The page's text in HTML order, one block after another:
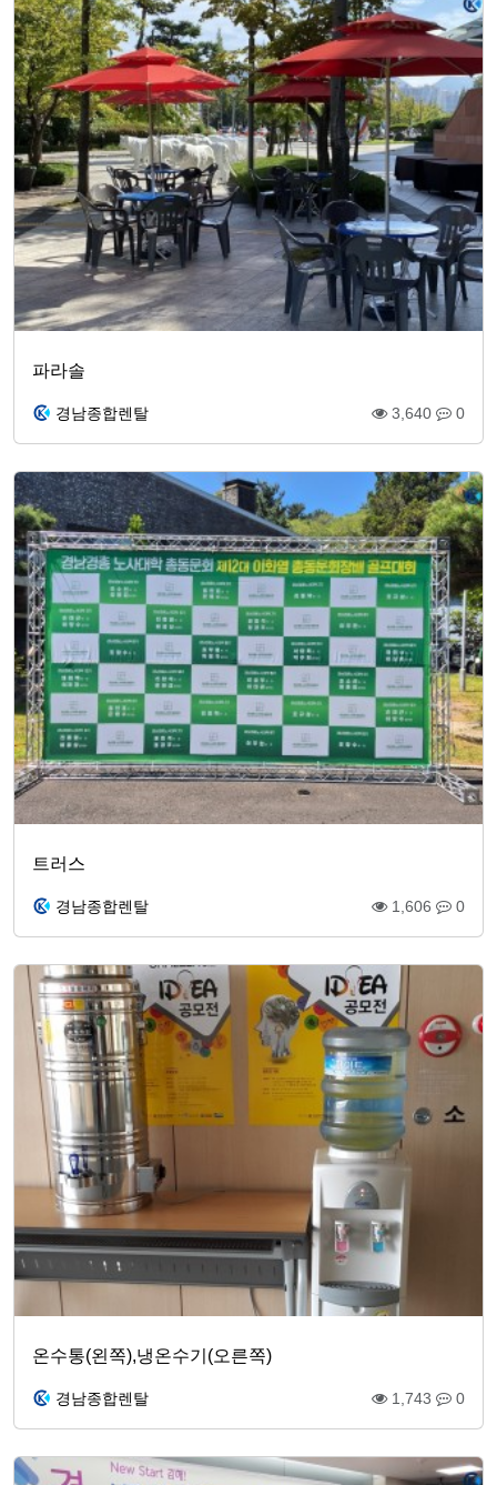
파라솔
경남종합렌탈 3,640 0
트러스
경남종합렌탈 1,606 0
온수통(왼쪽),냉온수기(오른쪽)
경남종합렌탈 1,743 0